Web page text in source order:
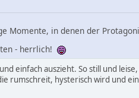
Momente, in denen der
- herrlich!
einfach auszieht. So still und
rumschreit, hysterisch wird und